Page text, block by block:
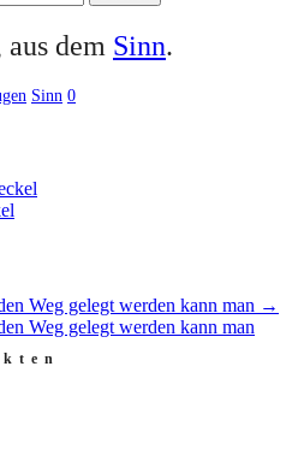
aus dem Sinn.
Sinn 0
Weg gelegt werden kann man →
Weg gelegt werden kann man